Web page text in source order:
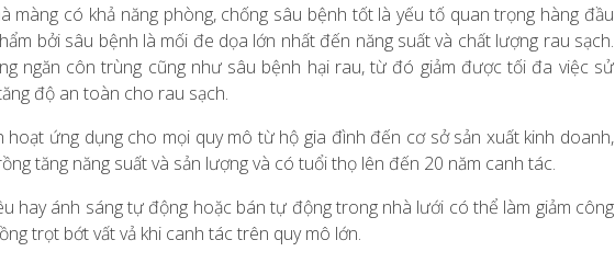
màng có khả năng phòng, chống sâu bệnh tốt là yếu tố quan trọng hàng đầu
bởi sâu bệnh là mối đe dọa lớn nhất đến năng suất và chất lượng rau sạch.
ngăn côn trùng cũng như sâu bệnh hại rau, từ đó giảm được tối đa việc sử
độ an toàn cho rau sạch.
ứng dụng cho mọi quy mô từ hộ gia đình đến cơ sở sản xuất kinh doanh,
tăng năng suất và sản lượng và có tuổi thọ lên đến 20 năm canh tác.
hay ánh sáng tự động hoặc bán tự động trong nhà lưới có thể làm giảm công
trọt bớt vất vả khi canh tác trên quy mô lớn.